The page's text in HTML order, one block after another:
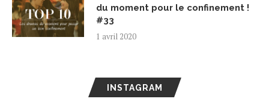
du moment pour le confinement !
#33
1 avril 2020
INSTAGRAM